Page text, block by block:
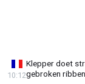
Klepper doet
gebroken ribben
10:12